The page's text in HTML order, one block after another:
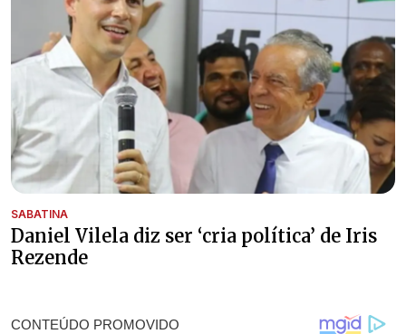
SABATINA
Daniel Vilela diz ser ‘cria política’ de Iris
Rezende